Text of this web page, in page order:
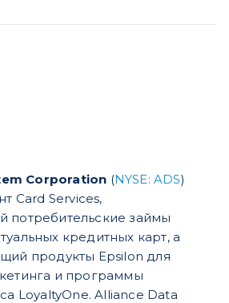
Corporation (NYSE: ADS)
Card Services,
потребительские займы
кредитных карт, а
продукты Epsilon для
и программы
LoyaltyOne. Alliance Data